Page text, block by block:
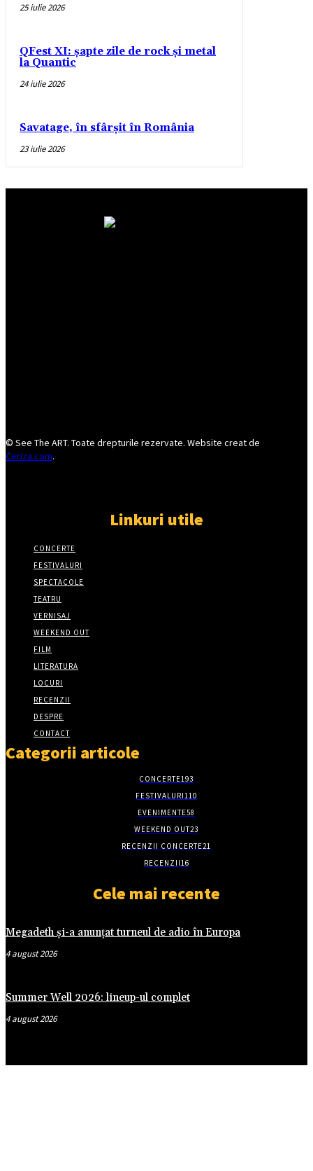
25 iulie 2026
QFest XI: șapte zile de rock și metal
la Quantic
24 iulie 2026
Savatage, în sfârșit în România
23 iulie 2026
© See The ART. Toate drepturile rezervate. Website creat de
Ceriza.com.
Linkuri utile
CONCERTE
FESTIVALURI
SPECTACOLE
TEATRU
VERNISAJ
WEEKEND OUT
FILM
LITERATURA
LOCURI
RECENZII
DESPRE
CONTACT
Categorii articole
CONCERTE193
FESTIVALURI110
EVENIMENTE58
WEEKEND OUT23
RECENZII CONCERTE21
RECENZII16
Cele mai recente
Megadeth și-a anunțat turneul de adio în Europa
4 august 2026
Summer Well 2026: lineup-ul complet
4 august 2026